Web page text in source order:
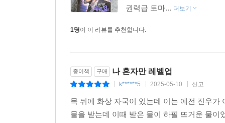
권력급 토마... 더보기
1명이 이 리뷰를 추천합니다.
종이책 구매 나 혼자만 레벨업
k******5 2025-05-10 신고
목 뒤에 화상 자국이 있는데 이는 예전 진우
물을 받는데 이때 받은 물이 하필 뜨거운 물